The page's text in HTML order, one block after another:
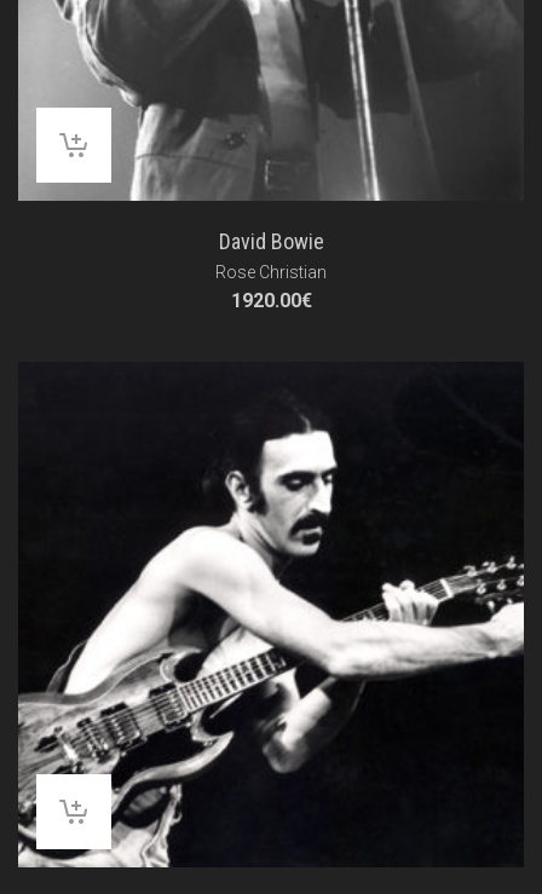
David Bowie
Rose Christian
1920.00€